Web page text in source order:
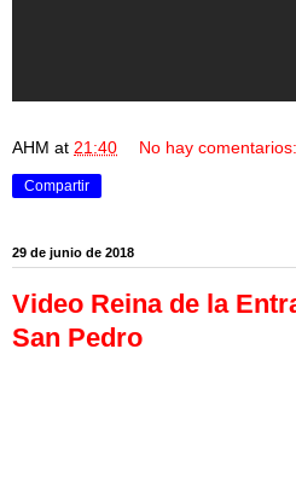
AHM at 21:40 No hay comentarios:
Compartir
29 de junio de 2018
Video Reina de la
San Pedro